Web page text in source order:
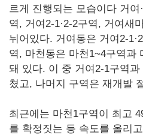
르게 진행되는 모습이다 거
역, 거여2-1·2-2구역, 거여새
뉘어있다. 거여동은 거여2-
역, 마천동은 마천1~4구역과
돼 있다. 이 중 거여2-1구역
쳤고, 나머지 구역은 재개발
최근에는 마천1구역이 최고
를 확정짓는 등 속도를 올리